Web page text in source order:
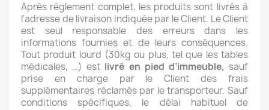
Après règlement complet, les produits sont livrés à
l'adresse de livraison indiquée par le Client. Le Client
est seul responsable des erreurs dans les
informations fournies et de leurs conséquences.
Tout produit lourd (30kg ou plus, tel que les tables
médicales, …) est livré en pied d’immeuble, sauf
prise en charge par le Client des frais
supplémentaires réclamés par le transporteur. Sauf
conditions spécifiques, le délai habituel de